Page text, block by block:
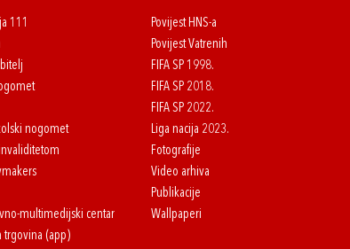
111
nogomet
multimedijski centar
trgovina (app)
Povijest HNS-a
Povijest Vatrenih
FIFA SP 1998.
FIFA SP 2018.
FIFA SP 2022.
Liga nacija 2023.
Fotografije
Video arhiva
Publikacije
Wallpaperi